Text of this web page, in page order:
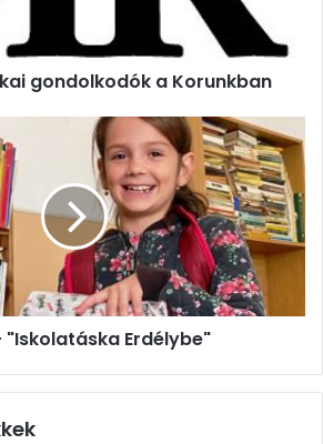
gondolkodók a Korunkban
"Iskolatáska Erdélybe"